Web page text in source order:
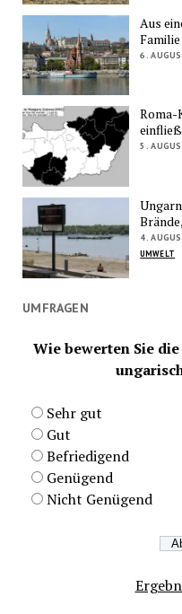
Aus
Familie
6.
5.
4.
UMWELT
UMFRAGEN
Wie bewerten Sie
Sehr gut
Gut
Befriedigend
Genügend
Nicht Genügend